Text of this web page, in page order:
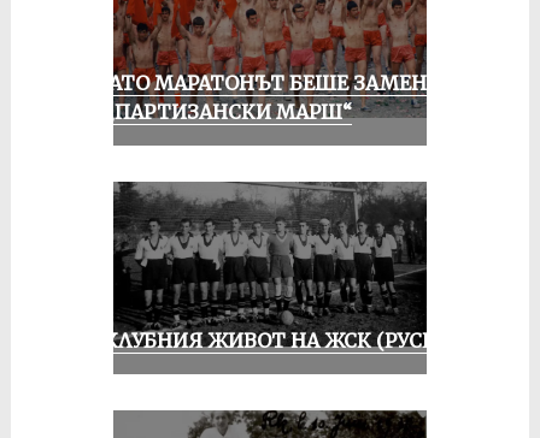
КОГАТО МАРАТОНЪТ БЕШЕ ЗАМЕНЕН
ОТ „ПАРТИЗАНСКИ МАРШ“
ИЗ КЛУБНИЯ ЖИВОТ НА ЖСК (РУСЕ)